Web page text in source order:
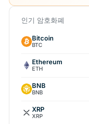
인기 암호화폐
Bitcoin
BTC
Ethereum
ETH
BNB
BNB
XRP
XRP